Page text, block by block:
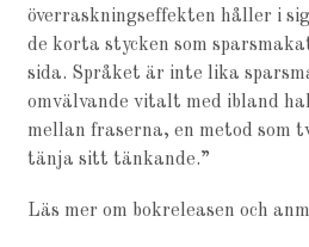
överraskningseffekten håller i
de korta stycken som
sida. Språket är inte lika
omvälvande vitalt med ibland
mellan fraserna, en metod som
tänja sitt tänkande.”
Läs mer om bokreleasen och